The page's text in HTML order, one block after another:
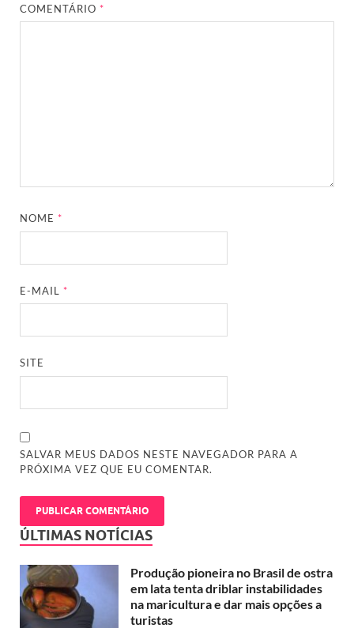
COMENTÁRIO*
NOME*
E-MAIL*
SITE
SALVAR MEUS DADOS NESTE NAVEGADOR PARA A
PRÓXIMA VEZ QUE EU COMENTAR.
ÚLTIMAS NOTÍCIAS
Produção pioneira no Brasil de ostra
em lata tenta driblar instabilidades
na maricultura e dar mais opções a
turistas